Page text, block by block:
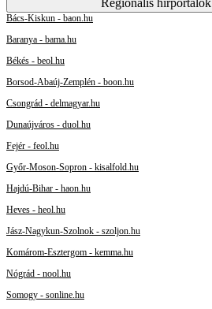
Bács-Kiskun - baon.hu
Baranya - bama.hu
Békés - beol.hu
Borsod-Abaúj-Zemplén - boon.hu
Csongrád - delmagyar.hu
Dunaújváros - duol.hu
Fejér - feol.hu
Győr-Moson-Sopron - kisalfold.hu
Hajdú-Bihar - haon.hu
Heves - heol.hu
Jász-Nagykun-Szolnok - szoljon.hu
Komárom-Esztergom - kemma.hu
Nógrád - nool.hu
Somogy - sonline.hu